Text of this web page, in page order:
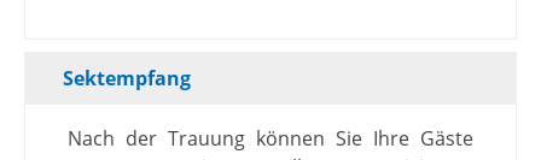
Sektempfang
Nach der Trauung können Sie Ihre Gäste